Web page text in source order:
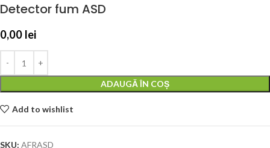
Detector fum ASD
0,00 lei
ADAUGĂ ÎN COȘ
Add to wishlist
SKU: AFRASD